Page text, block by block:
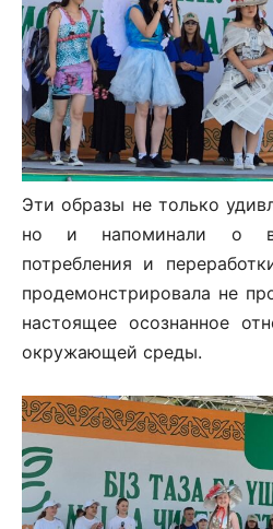
Эти образы не только
но и напоминали о
потребления и
продемонстрировала не
настоящее осознанное
окружающей среды.